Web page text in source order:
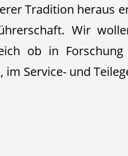
Tradition heraus
Wir
ob in
Service- und